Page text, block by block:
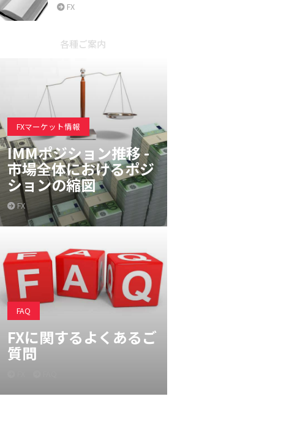
FX
各種ご案内
FXマーケット情報
IMMポジション推移 -
市場全体におけるポジ
ションの縮図
FX
FAQ
FXに関するよくあるご
質問